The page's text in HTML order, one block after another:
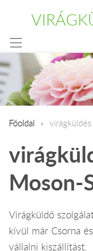
Főoldal
Moson-
Virágküldő
kívül már Csorna
vállalni kiszállítást.